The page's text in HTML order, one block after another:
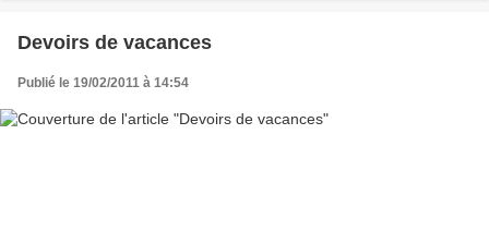
Devoirs de vacances
Publié le 19/02/2011 à 14:54